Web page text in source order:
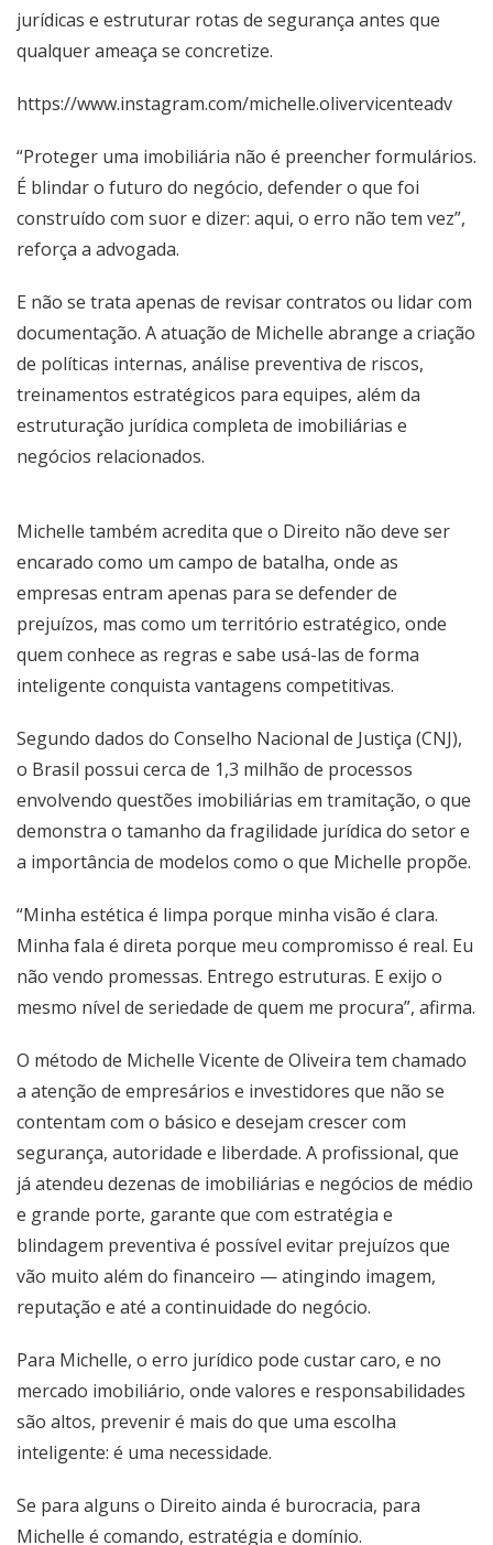
jurídicas e estruturar rotas de segurança antes que
qualquer ameaça se concretize.
https://www.instagram.com/michelle.olivervicenteadv
“Proteger uma imobiliária não é preencher formulários.
É blindar o futuro do negócio, defender o que foi
construído com suor e dizer: aqui, o erro não tem vez”,
reforça a advogada.
E não se trata apenas de revisar contratos ou lidar com
documentação. A atuação de Michelle abrange a criação
de políticas internas, análise preventiva de riscos,
treinamentos estratégicos para equipes, além da
estruturação jurídica completa de imobiliárias e
negócios relacionados.
Michelle também acredita que o Direito não deve ser
encarado como um campo de batalha, onde as
empresas entram apenas para se defender de
prejuízos, mas como um território estratégico, onde
quem conhece as regras e sabe usá-las de forma
inteligente conquista vantagens competitivas.
Segundo dados do Conselho Nacional de Justiça (CNJ),
o Brasil possui cerca de 1,3 milhão de processos
envolvendo questões imobiliárias em tramitação, o que
demonstra o tamanho da fragilidade jurídica do setor e
a importância de modelos como o que Michelle propõe.
“Minha estética é limpa porque minha visão é clara.
Minha fala é direta porque meu compromisso é real. Eu
não vendo promessas. Entrego estruturas. E exijo o
mesmo nível de seriedade de quem me procura”, afirma.
O método de Michelle Vicente de Oliveira tem chamado
a atenção de empresários e investidores que não se
contentam com o básico e desejam crescer com
segurança, autoridade e liberdade. A profissional, que
já atendeu dezenas de imobiliárias e negócios de médio
e grande porte, garante que com estratégia e
blindagem preventiva é possível evitar prejuízos que
vão muito além do financeiro — atingindo imagem,
reputação e até a continuidade do negócio.
Para Michelle, o erro jurídico pode custar caro, e no
mercado imobiliário, onde valores e responsabilidades
são altos, prevenir é mais do que uma escolha
inteligente: é uma necessidade.
Se para alguns o Direito ainda é burocracia, para
Michelle é comando, estratégia e domínio.